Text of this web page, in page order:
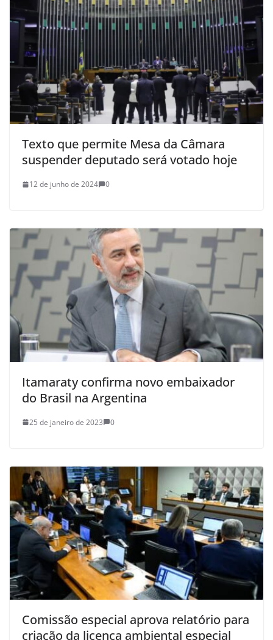
Texto que permite Mesa da Câmara
suspender deputado será votado hoje
12 de junho de 2024 0
Itamaraty confirma novo embaixador
do Brasil na Argentina
25 de janeiro de 2023 0
Comissão especial aprova relatório para
criação da licença ambiental especial